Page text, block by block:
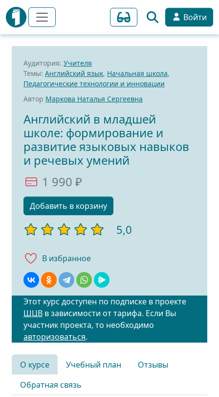
Войти
Аудитория: Учителя
Темы: Английский язык, Начальная школа,
Педагогические технологии и инновации
Автор Маркова Наталья Сергеевна
Английский в младшей
школе: формирование и
развитие языковых навыков
и речевых умений
1 990 ₽
Добавить в корзину
5,0
В избранноe
Этот курс доступен по подписке в проекте
ШЦВ в зависимости от тарифа. Если Вы
участник проекта, то необходимо
авторизоваться.
О курсе Учебный план
Отзывы
Обратная связь